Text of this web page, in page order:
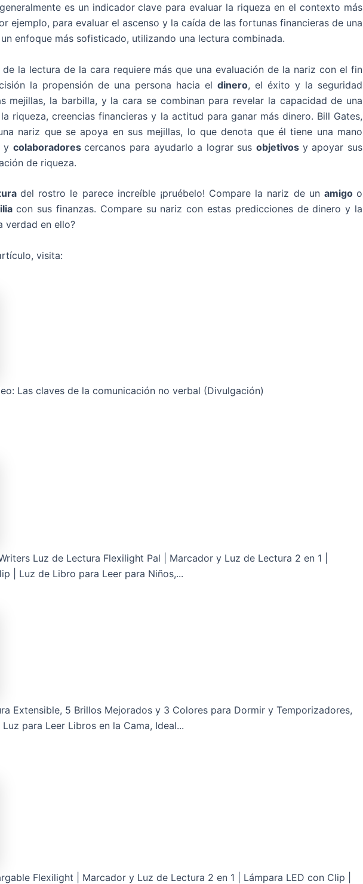
es un indicador clave para evaluar la riqueza en el contexto más
ejemplo, para evaluar el ascenso y la caída de las fortunas financieras de una
enfoque más sofisticado, utilizando una lectura combinada.
la lectura de la cara requiere más que una evaluación de la nariz con el fin
la propensión de una persona hacia el dinero, el éxito y la seguridad
mejillas, la barbilla, y la cara se combinan para revelar la capacidad de una
riqueza, creencias financieras y la actitud para ganar más dinero. Bill Gates,
nariz que se apoya en sus mejillas, lo que denota que él tiene una mano
y colaboradorescercanos para ayudarlo a lograr susobjetivos y apoyar sus
de riqueza.
del rostro le parece increíble ¡pruébelo! Compare la nariz de un amigoo
con sus finanzas. Compare su nariz con estas predicciones de dinero y la
verdad en ello?
visita:
Las claves de la comunicación no verbal (Divulgación)
Luz de Lectura Flexilight Pal | Marcador y Luz de Lectura 2 en 1 |
| Luz de Libro para Leer para Niños,...
Extensible, 5 Brillos Mejorados y 3 Colores para Dormir y Temporizadores,
para Leer Libros en la Cama, Ideal...
Flexilight | Marcador y Luz de Lectura 2 en 1 | Lámpara LED con Clip |